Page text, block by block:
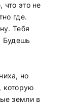
это не
где.
Тебя
Будешь
но
которую
земли в